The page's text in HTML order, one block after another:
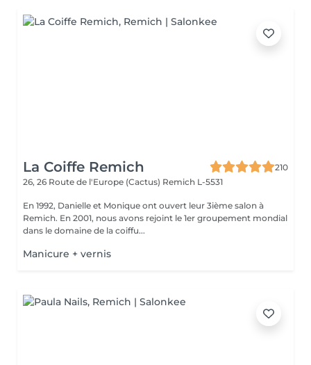
La Coiffe Remich
210
26, 26 Route de l'Europe (Cactus) Remich L-5531
En 1992, Danielle et Monique ont ouvert leur 3ième salon à
Remich. En 2001, nous avons rejoint le 1er groupement mondial
dans le domaine de la coiffu...
Manicure + vernis